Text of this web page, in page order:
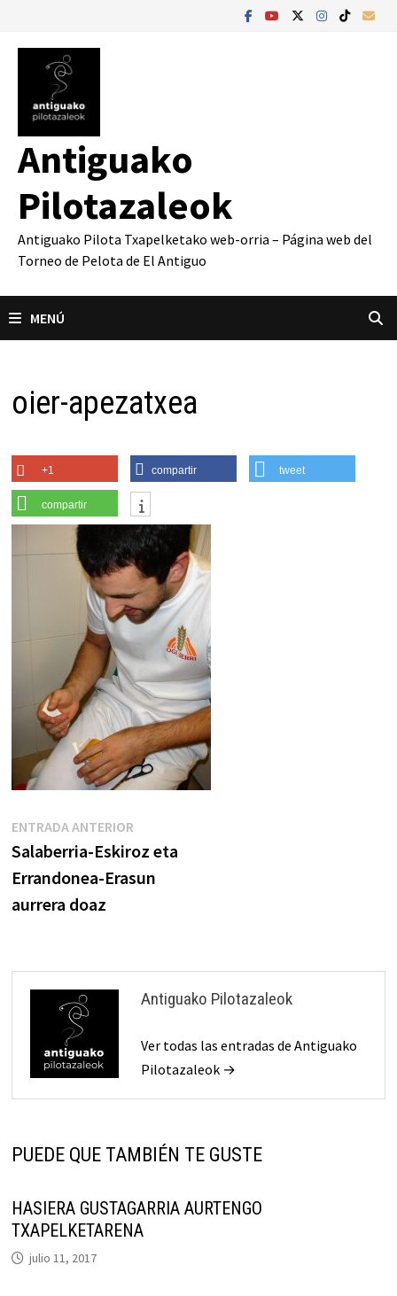
contenido
Antiguako
Pilotazaleok
Antiguako Pilota Txapelketako web-orria – Página web del
Torneo de Pelota de El Antiguo
MENÚ
oier-apezatxea
+1 compartir tweet
compartir
Navegación
de
entradas
ENTRADA ANTERIOR
anterior:
Salaberria-Eskiroz eta
Errandonea-Erasun
aurrera doaz
Antiguako Pilotazaleok
Ver todas las entradas de Antiguako
Pilotazaleok →
PUEDE QUE TAMBIÉN TE GUSTE
HASIERA GUSTAGARRIA AURTENGO
TXAPELKETARENA
julio 11, 2017